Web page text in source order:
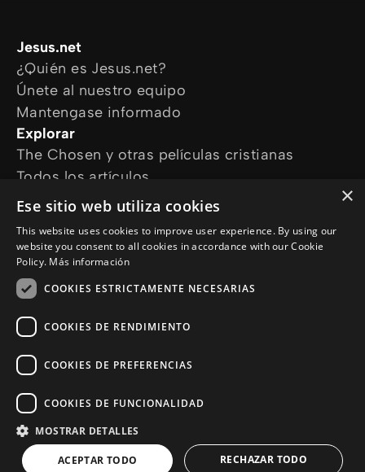
Jesus.net
¿Quién es Jesus.net?
Únete al nuestro equipo
Mantengase informado
Explorar
The Chosen y otras películas cristianas
Todos los artículos
Cursos online
¿Cómo podemos ayudarte?
Devocional diario
Necesito oración
Síguenos en
© Copyright 2026 es.Jesus.net
Politica de Privacidad
Cookie Policya :sitio de enlaces
×
Ese sitio web utiliza cookies
This website uses cookies to improve user experience. By using our
website you consent to all cookies in accordance with our Cookie
Policy. Más información
COOKIES ESTRICTAMENTE NECESARIAS
COOKIES DE RENDIMIENTO
COOKIES DE PREFERENCIAS
COOKIES DE FUNCIONALIDAD
MOSTRAR DETALLES
ACEPTAR TODO RECHAZAR TODO